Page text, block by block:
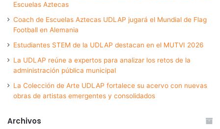
Escuelas Aztecas
Coach de Escuelas Aztecas UDLAP jugará el Mundial de Flag
Football en Alemania
Estudiantes STEM de la UDLAP destacan en el MUTVI 2026
La UDLAP reúne a expertos para analizar los retos de la
administración pública municipal
La Colección de Arte UDLAP fortalece su acervo con nuevas
obras de artistas emergentes y consolidados
Archivos